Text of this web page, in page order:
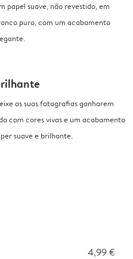
papel suave, não revestido, em
puro, com um acabamento
as suas fotografias ganharem
com cores vivas e um acabamento
suave e brilhante.
4,99 €